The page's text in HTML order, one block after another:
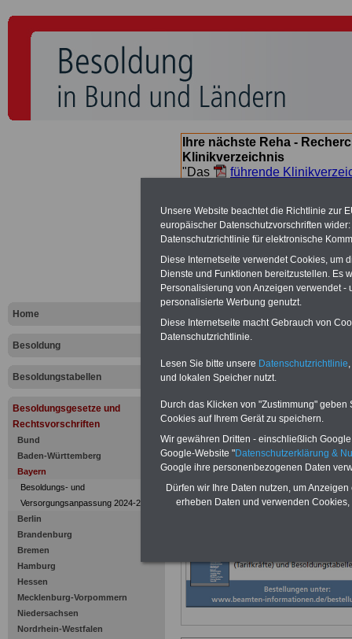
Home
Besoldung
Besoldungstabellen
Besoldungsgesetze und
Rechtsvorschriften
Bund
Baden-Württemberg
Bayern
Besoldungs- und
Versorgungsanpassung 2024-2025
Berlin
Brandenburg
Bremen
Hamburg
Hessen
Mecklenburg-Vorpommern
Niedersachsen
Nordrhein-Westfalen
Ihre nächste Reha -
Klinikverzeichnis
"Das
führende
suchen. Beamtinnen und
Angebote nach
Landes
beim
Obersten
Unsere Website beachtet die Richtlinie zur
europäischer Datenschutzvorschriften
Datenschutzrichtlinie für elektronische
Diese Internetseite verwendet Cookies, um
Dienste und Funktionen bereitzustellen. Es
Personalisierung von Anzeigen verwendet
personalisierte Werbung genutzt.
Diese Internetseite macht Gebrauch von
Datenschutzrichtlinie.
Lesen Sie bitte unsere Datenschutzrichtlinie
und lokalen Speicher nutzt.
Durch das Klicken von "Zustimmung"
Cookies auf Ihrem Gerät zu speichern.
Wir gewähren Dritten - einschließlich
Google-Website "Datenschutzerklärung &
Google ihre personenbezogenen Daten
Dürfen wir Ihre Daten nutzen, um
erheben Daten und verwenden